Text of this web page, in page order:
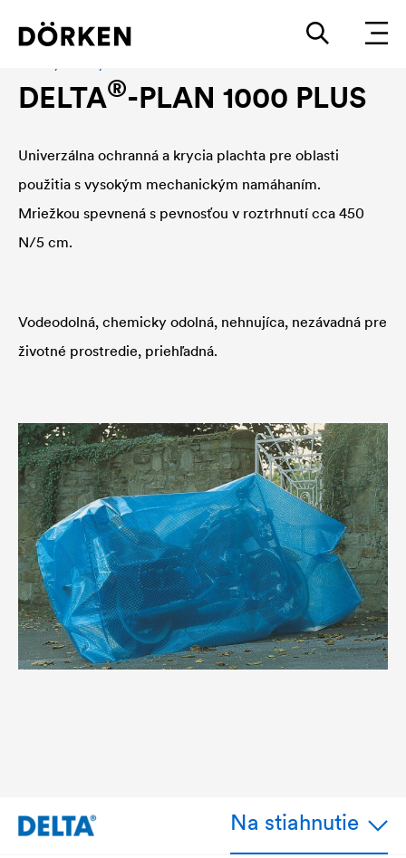
DELTA®-PLAN 1000 PLUS
Univerzálna ochranná a krycia plachta pre oblasti
použitia s vysokým mechanickým namáhaním.
Mriežkou spevnená s pevnosťou v roztrhnutí cca 450
N/5 cm.
Vodeodolná, chemicky odolná, nehnujíca, nezávadná pre
životné prostredie, priehľadná.
Na stiahnutie